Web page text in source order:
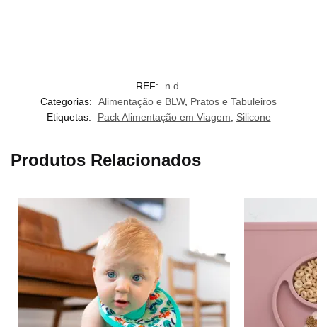
REF:
n.d.
Categorias:
Alimentação e BLW, Pratos e Tabuleiros
Etiquetas:
Pack Alimentação em Viagem Silicone
Produtos Relacionados